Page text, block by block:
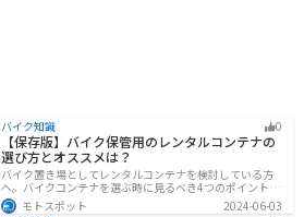
バイク知識 0
【保存版】バイク保管用のレンタルコンテナの
選び方とオススメは？
バイク置き場としてレンタルコンテナを検討している方
へ。バイクコンテナを選ぶ時に見るべき4つのポイントと
オススメのレンタルコンテナ会社を徹底解説。これさえ
読めば自分に最適なレンタルコンテナを見つけることが
モトスポット
2024-06-03